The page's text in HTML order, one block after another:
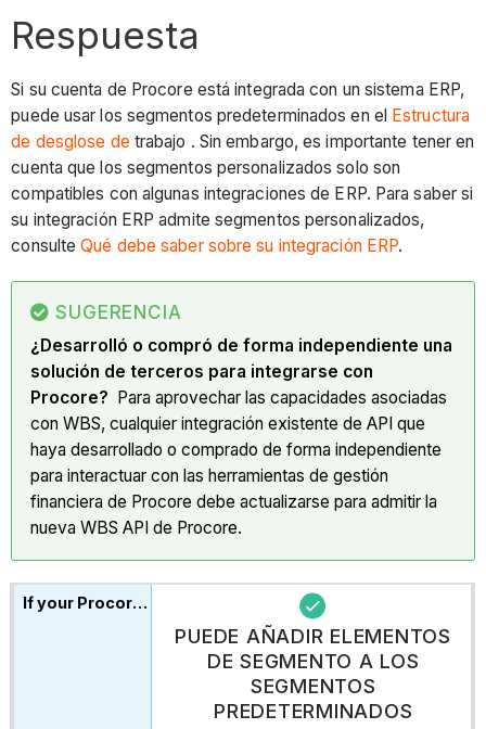
Respuesta
Si su cuenta de Procore está integrada con un sistema ERP,
puede usar los segmentos predeterminados en el Estructura
de desglose de trabajo . Sin embargo, es importante tener en
cuenta que los segmentos personalizados solo son
compatibles con algunas integraciones de ERP. Para saber si
su integración ERP admite segmentos personalizados,
consulteQué debe saber sobre su integración ERP.
SUGERENCIA
¿Desarrolló o compró de forma independiente una
solución de terceros para integrarse con
Procore? Para aprovechar las capacidades asociadas
con WBS, cualquier integración existente de API que
haya desarrollado o comprado de forma independiente
para interactuar con las herramientas de gestión
financiera de Procore debe actualizarse para admitir la
nueva WBS API de Procore.
PUEDE AÑADIR ELEMENTOS
DE SEGMENTO A LOS
SEGMENTOS
PREDETERMINADOS